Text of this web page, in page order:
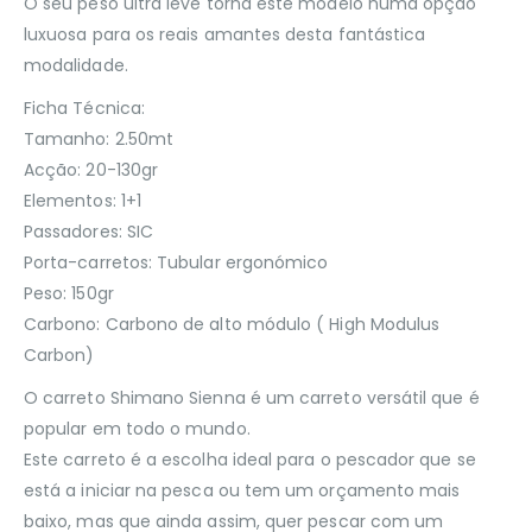
luxuosa para os reais amantes desta fantástica
modalidade.
Ficha Técnica:
Tamanho: 2.50mt
Acção: 20-130gr
Elementos: 1+1
Passadores: SIC
Porta-carretos: Tubular ergonómico
Peso: 150gr
Carbono: Carbono de alto módulo ( High Modulus
Carbon)
O carreto Shimano Sienna é um carreto versátil que é
popular em todo o mundo.
Este carreto é a escolha ideal para o pescador que se
está a iniciar na pesca ou tem um orçamento mais
baixo, mas que ainda assim, quer pescar com um